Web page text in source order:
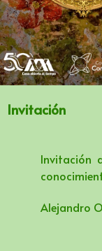
Invitación
Invitación
Alejandro